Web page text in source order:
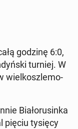
godzinę 6:0,
turniej. W
wiel­kosz­le­mo­
Bia­ło­ru­sin­ka
pięciu tysięcy